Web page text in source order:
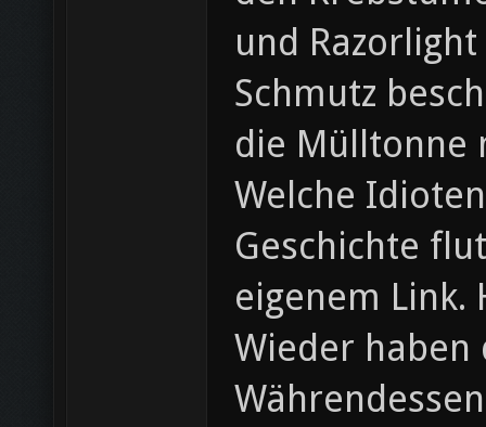
und
Schmutz
die Mülltonne
Welche
Geschichte
eigenem Link.
Wieder haben